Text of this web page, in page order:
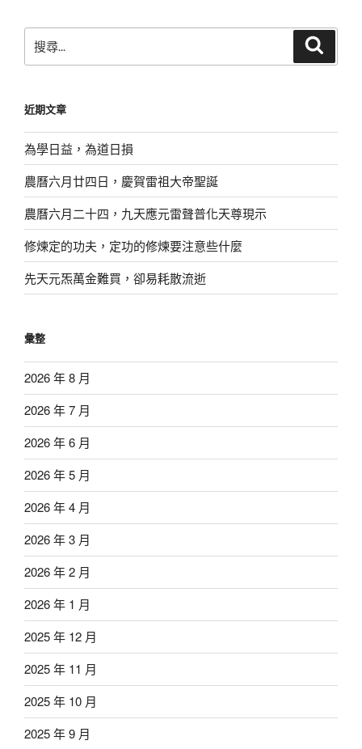
尋
字:
近期文章
為學日益，為道日損
農曆六月廿四日，慶賀雷祖大帝聖誕
農曆六月二十四，九天應元雷聲普化天尊現示
修煉定的功夫，定功的修煉要注意些什麼
先天元炁萬金難買，卻易耗散流逝
彙整
2026 年 8 月
2026 年 7 月
2026 年 6 月
2026 年 5 月
2026 年 4 月
2026 年 3 月
2026 年 2 月
2026 年 1 月
2025 年 12 月
2025 年 11 月
2025 年 10 月
2025 年 9 月